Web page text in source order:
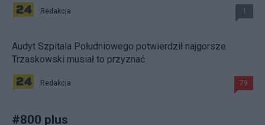
Redakcja 1
Audyt Szpitala Południowego potwierdził najgorsze.
Trzaskowski musiał to przyznać
Redakcja 79
#800 plus